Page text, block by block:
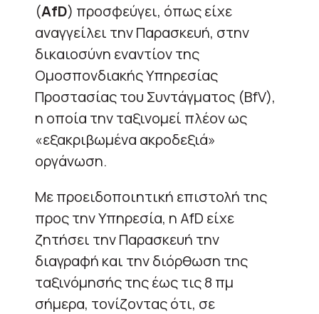
(AfD) προσφεύγει, όπως είχε
αναγγείλει την Παρασκευή, στην
δικαιοσύνη εναντίον της
Ομοσπονδιακής Υπηρεσίας
Προστασίας του Συντάγματος (BfV),
η οποία την ταξινομεί πλέον ως
«εξακριβωμένα ακροδεξιά»
οργάνωση.
Με προειδοποιητική επιστολή της
προς την Υπηρεσία, η AfD είχε
ζητήσει την Παρασκευή την
διαγραφή και την διόρθωση της
ταξινόμησής της έως τις 8 πμ
σήμερα, τονίζοντας ότι, σε